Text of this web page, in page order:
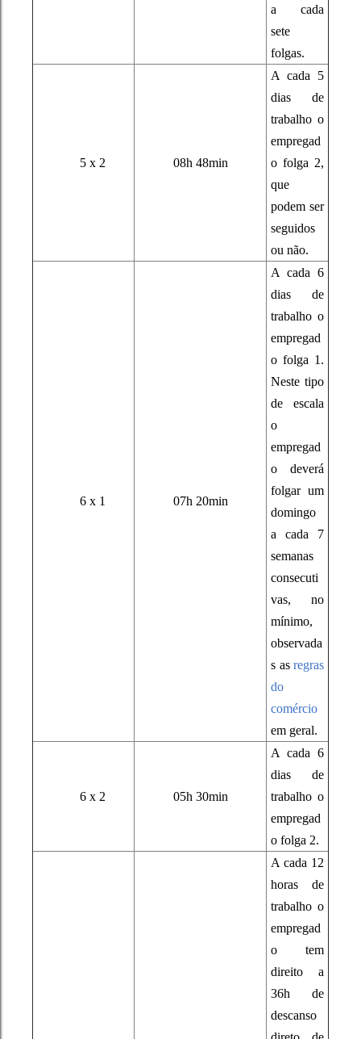
a cada
sete
folgas.
5 x 2 08h 48min
A cada 5
dias de
trabalho o
empregad
o folga 2,
que
podem ser
seguidos
ou não.
6 x 1 07h 20min
A cada 6
dias de
trabalho o
empregad
o folga 1.
Neste tipo
de escala
o
empregad
o deverá
folgar um
domingo
a cada 7
semanas
consecuti
vas, no
mínimo,
observada
s as regras
do
comércio
em geral.
6 x 2 05h 30min
A cada 6
dias de
trabalho o
empregad
o folga 2.
A cada 12
horas de
trabalho o
empregad
o tem
direito a
36h de
descanso